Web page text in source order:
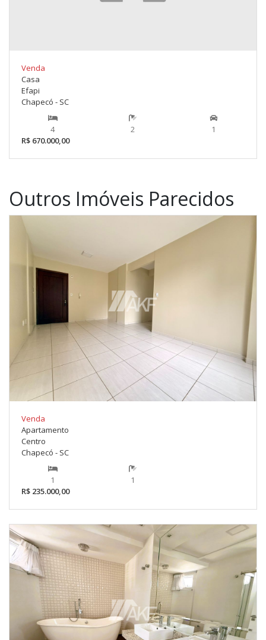
Venda
Casa
Efapi
Chapecó - SC
4 2
1
R$ 670.000,00
Outros Imóveis Parecidos
Venda
Apartamento
Centro
Chapecó - SC
1
1
R$ 235.000,00